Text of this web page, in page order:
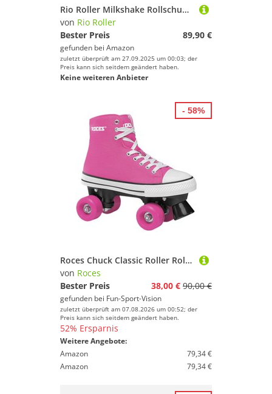
Rio Roller Milkshake Rollschuhe Unisex Erwachsene 38 Rosa (Cotton Candy)
von Rio Roller
Bester Preis
89,90 €
gefunden bei Amazon
zuletzt überprüft am 27.09.2025 um 00:03; der
Preis kann sich seitdem geändert haben.
Keine weiteren Anbieter
Roces Chuck Classic Roller Rollschuhe Deep Pink
von Roces
Bester Preis
38,00 € 90,00 €
gefunden bei Fun-Sport-Vision
zuletzt überprüft am 07.08.2026 um 00:52; der
Preis kann sich seitdem geändert haben.
52% Ersparnis
Weitere Angebote:
Amazon
79,34 €
Amazon
79,34 €
- 58%